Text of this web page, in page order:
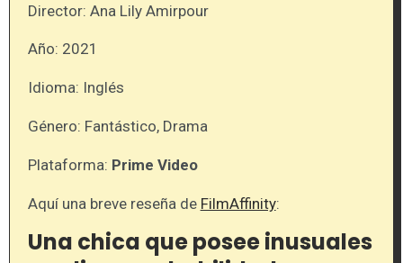
Director: Ana Lily Amirpour
Año: 2021
Idioma: Inglés
Género: Fantástico, Drama
Plataforma: Prime Video
Aquí una breve reseña de FilmAffinity:
Una chica que posee inusuales